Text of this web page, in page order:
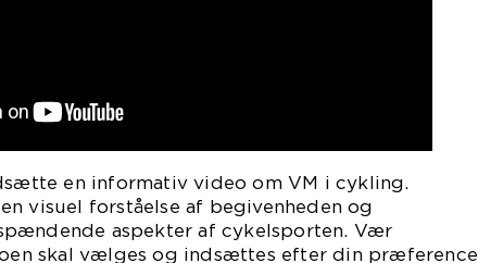
en informativ video om VM i cykling.
visuel forståelse af begivenheden og
aspekter af cykelsporten. Vær
skal vælges og indsættes efter din præference